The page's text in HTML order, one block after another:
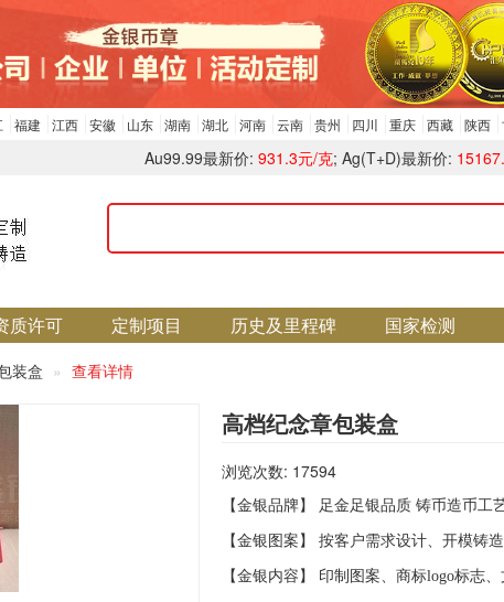
福建 江西 安徽 山东 湖南 湖北 河南 云南 贵州 四川 重庆 西藏 陕西
Au99.99最新价: 931.3元/克; Ag(T+D)最新价:
质许可 定制项目 历史及里程碑 国家检测
装盒 查看详情
高档纪念章包装盒
浏览次数: 17594
【金银品牌】 足金足银品质 铸币造币工
【金银图案】 按客户需求设计、开模铸
【金银内容】 印制图案、商标logo标志、